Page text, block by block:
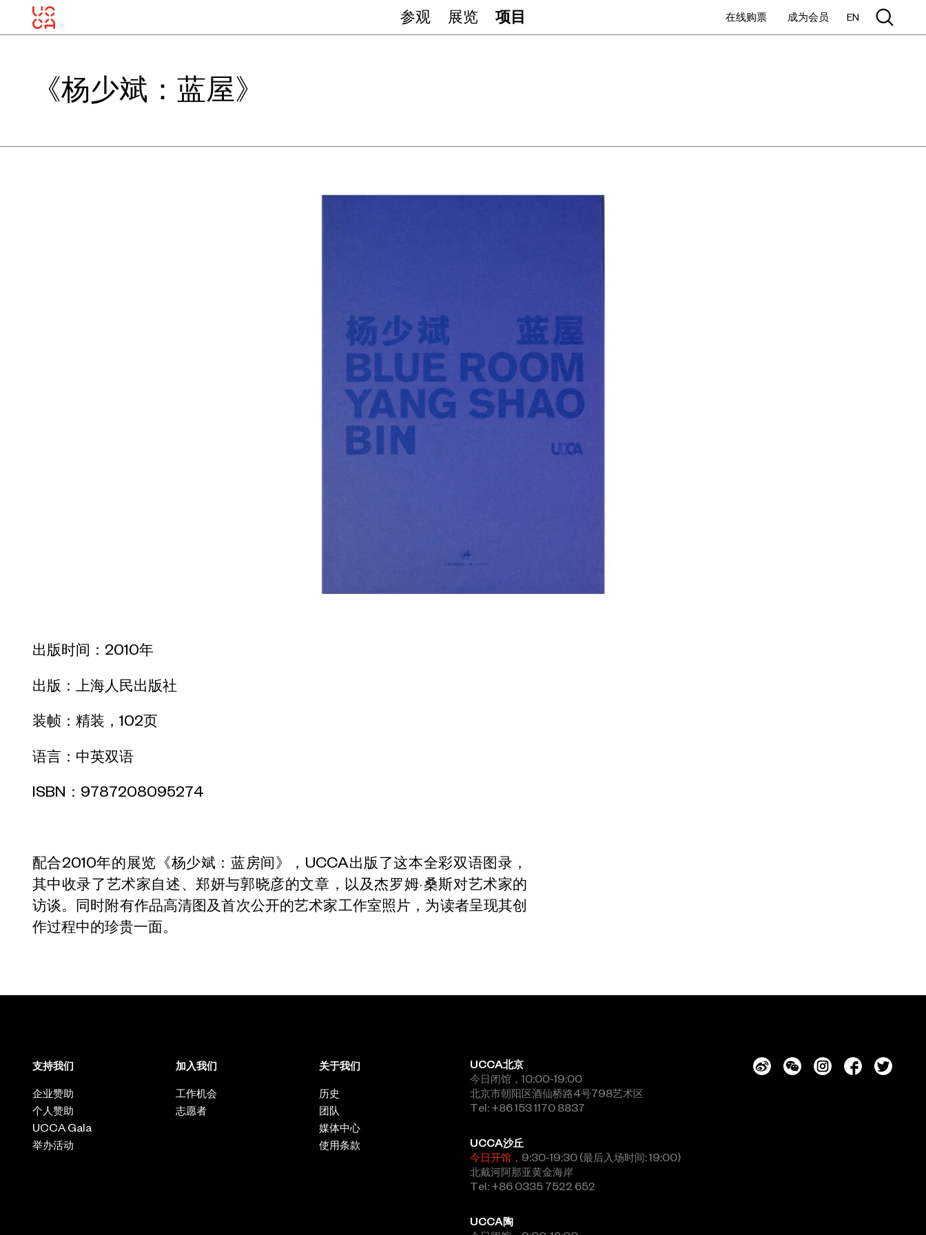
参观 展览 项目 在线购票 成为会员 EN
《杨少斌：蓝屋》
出版时间：2010年
出版：上海人民出版社
装帧：精装，102页
语言：中英双语
ISBN：9787208095274
配合2010年的展览《杨少斌：蓝房间》，UCCA出版了这本全彩双语图录，
其中收录了艺术家自述、郑妍与郭晓彦的文章，以及杰罗姆·桑斯对艺术家的
访谈。同时附有作品高清图及首次公开的艺术家工作室照片，为读者呈现其创
作过程中的珍贵一面。
支持我们
企业赞助
个人赞助
UCCA Gala
举办活动
加入我们
工作机会
志愿者
关于我们
历史
团队
媒体中心
使用条款
UCCA北京
今日闭馆，10:00-19:00
北京市朝阳区酒仙桥路4号798艺术区
Tel: +86 153 1170 8837
UCCA沙丘
今日开馆， 9:30-19:30 (最后入场时间: 19:00)
北戴河阿那亚黄金海岸
Tel: +86 0335 7522 652
UCCA陶